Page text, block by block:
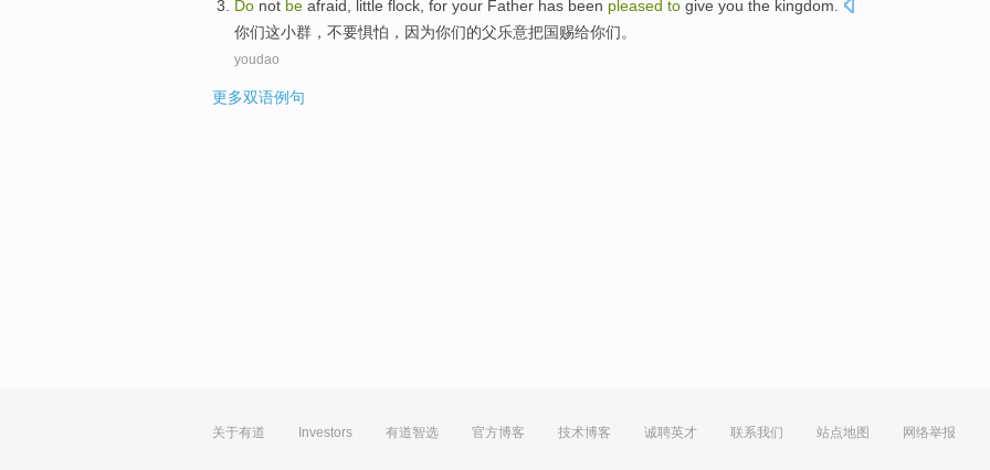
Do not be afraid little flock for your Father has been pleased to give you the kingdom
你们这小群 ，不要惧怕 ， 因为你们的父乐意把国赐给你们。
youdao
更多双语例句
关于有道 Investors 有道智选 官方博客 技术博客 诚聘英才 联系我们 站点地图 网络举报